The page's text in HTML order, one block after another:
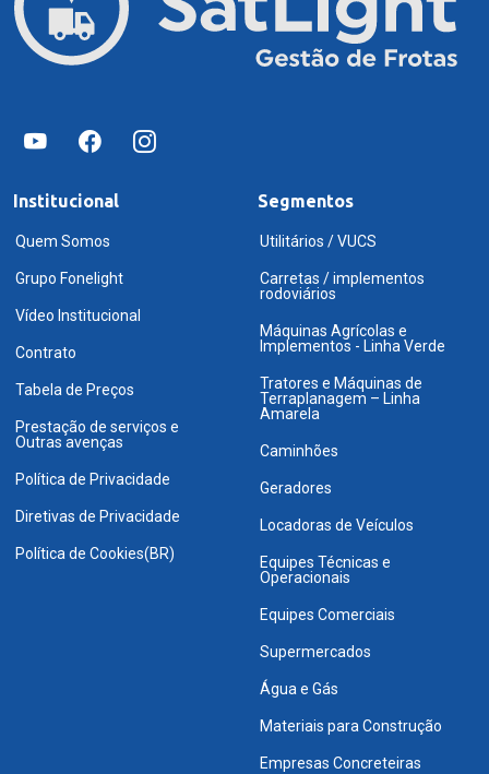
Institucional
Quem Somos
Grupo Fonelight
Vídeo Institucional
Contrato
Tabela de Preços
Prestação de serviços e
Outras avenças
Política de Privacidade
Diretivas de Privacidade
Política de Cookies(BR)
Segmentos
Utilitários / VUCS
Carretas / implementos
rodoviários
Máquinas Agrícolas e
Implementos - Linha Verde
Tratores e Máquinas de
Terraplanagem – Linha
Amarela
Caminhões
Geradores
Locadoras de Veículos
Equipes Técnicas e
Operacionais
Equipes Comerciais
Supermercados
Água e Gás
Materiais para Construção
Empresas Concreteiras